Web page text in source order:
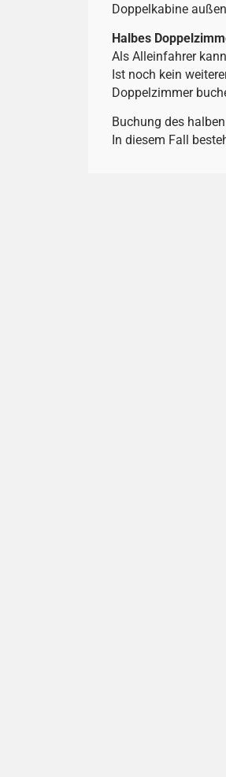
Doppelkabine
Halbes
Als Alleinfahrer
Ist noch kein
Doppelzimmer
Buchung des
In diesem Fall